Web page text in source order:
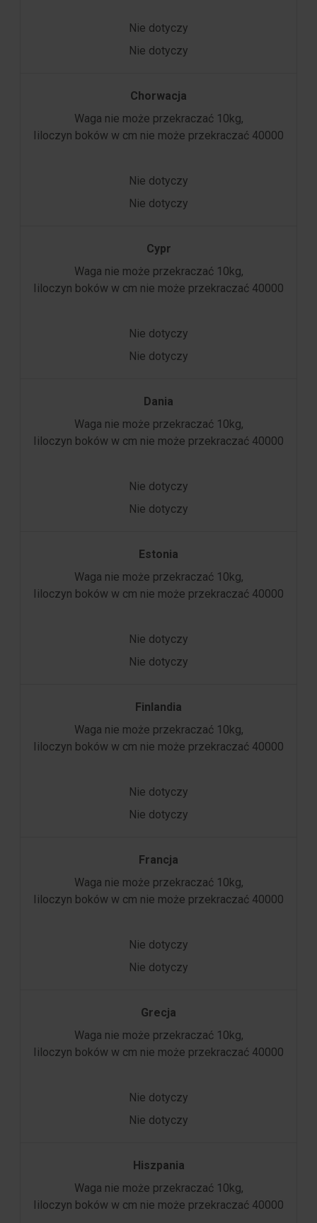
Nie dotyczy
Nie dotyczy
Chorwacja
Waga nie może przekraczać 10kg,
Iiloczyn boków w cm nie może przekraczać 40000
Nie dotyczy
Nie dotyczy
Cypr
Waga nie może przekraczać 10kg,
Iiloczyn boków w cm nie może przekraczać 40000
Nie dotyczy
Nie dotyczy
Dania
Waga nie może przekraczać 10kg,
Iiloczyn boków w cm nie może przekraczać 40000
Nie dotyczy
Nie dotyczy
Estonia
Waga nie może przekraczać 10kg,
Iiloczyn boków w cm nie może przekraczać 40000
Nie dotyczy
Nie dotyczy
Finlandia
Waga nie może przekraczać 10kg,
Iiloczyn boków w cm nie może przekraczać 40000
Nie dotyczy
Nie dotyczy
Francja
Waga nie może przekraczać 10kg,
Iiloczyn boków w cm nie może przekraczać 40000
Nie dotyczy
Nie dotyczy
Grecja
Waga nie może przekraczać 10kg,
Iiloczyn boków w cm nie może przekraczać 40000
Nie dotyczy
Nie dotyczy
Hiszpania
Waga nie może przekraczać 10kg,
Iiloczyn boków w cm nie może przekraczać 40000